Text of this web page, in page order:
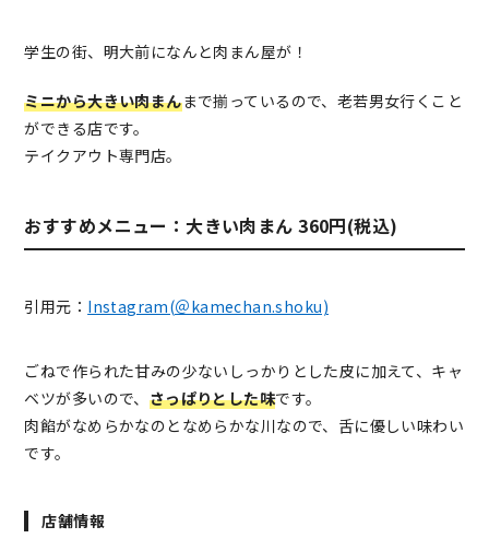
学生の街、明大前になんと肉まん屋が！
ミニから大きい肉まんまで揃っているので、老若男女行くこと
ができる店です。
テイクアウト専門店。
おすすめメニュー：大きい肉まん 360円(税込)
引用元： Instagram(＠kamechan.shoku)
ごねで作られた甘みの少ないしっかりとした皮に加えて、キャ
ベツが多いので、 さっぱりとした味です。
肉餡がなめらかなのとなめらかな川なので、舌に優しい味わい
です。
店舗情報